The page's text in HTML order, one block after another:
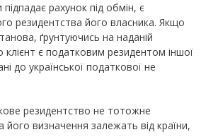
рахунок під обмін, є
резидентства його власника. Якщо
ґрунтуючись на наданій
є податковим резидентом іншої
до української податкової не
резидентство не тотожне
визначення залежать від країни,